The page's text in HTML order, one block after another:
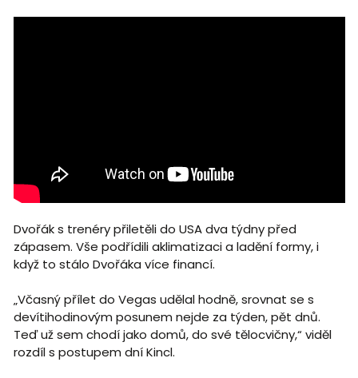
Dvořák s trenéry přiletěli do USA dva týdny před
zápasem. Vše podřídili aklimatizaci a ladění formy, i
když to stálo Dvořáka více financí.
„Včasný přílet do Vegas udělal hodně, srovnat se s
devítihodinovým posunem nejde za týden, pět dnů.
Teď už sem chodí jako domů, do své tělocvičny,“ viděl
rozdíl s postupem dní Kincl.